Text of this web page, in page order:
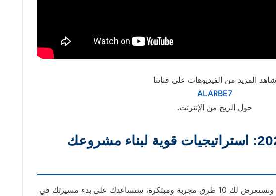
شاهد المزيد من الفيديوهات على قناتنا
ALARBE7
حول الربح من الإنترنت.
الربح من الإنترنت 2025: استراتيجيات قوية لبناء مشروعك
الآن، دعنا نتعمق في صلب الموضوع ونستعرض لك 10 طرق مجربة ومبتكرة، ستساعدك على بدء مسيرتك في